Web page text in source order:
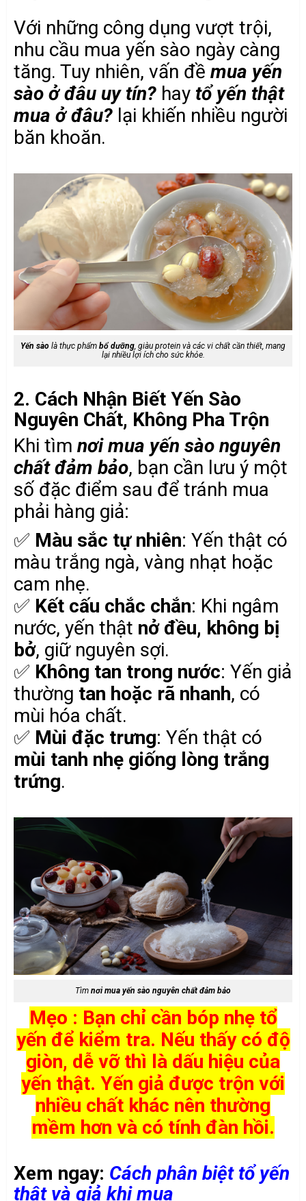
Với những công dụng vượt trội,
nhu cầu mua yến sào ngày càng
tăng. Tuy nhiên, vấn đề mua yến
sào ở đâu uy tín? hay tổ yến thật
mua ở đâu? lại khiến nhiều người
băn khoăn.
Yến sào là thực phẩm bổ dưỡng, giàu protein và các vi chất cần thiết, mang
lại nhiều lợi ích cho sức khỏe.
2. Cách Nhận Biết Yến Sào
Nguyên Chất, Không Pha Trộn
Khi tìm nơi mua yến sào nguyên
chất đảm bảo, bạn cần lưu ý một
số đặc điểm sau để tránh mua
phải hàng giả:
✅ Màu sắc tự nhiên: Yến thật có
màu trắng ngà, vàng nhạt hoặc
cam nhẹ.
✅ Kết cấu chắc chắn: Khi ngâm
nước, yến thật nở đều, không bị
bở, giữ nguyên sợi.
✅ Không tan trong nước: Yến giả
thường tan hoặc rã nhanh, có
mùi hóa chất.
✅ Mùi đặc trưng: Yến thật có
mùi tanh nhẹ giống lòng trắng
trứng.
Tìm nơi mua yến sào nguyên chất đảm bảo
Mẹo : Bạn chỉ cần bóp nhẹ tổ
yến để kiểm tra. Nếu thấy có độ
giòn, dễ vỡ thì là dấu hiệu của
yến thật. Yến giả được trộn với
nhiều chất khác nên thường
mềm hơn và có tính đàn hồi.
Xem ngay: Cách phân biệt tổ yến
thật và giả khi mua